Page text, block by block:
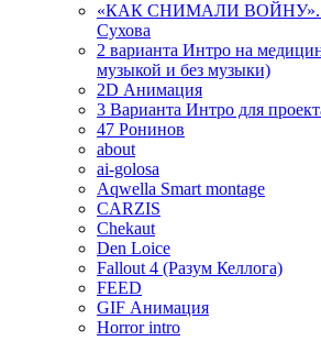
«КАК СНИМАЛИ ВОЙНУ».
Сухова
2 варианта Интро на
музыкой и без музыки)
2D Анимация
3 Варианта Интро для
47 Ронинов
about
ai-golosa
Aqwella Smart montage
CARZIS
Chekaut
Den Loice
Fallout 4 (Разум Келлога)
FEED
GIF Анимация
Horror intro